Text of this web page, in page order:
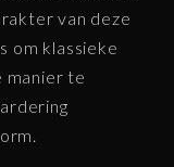
van deze
om klassieke
manier te